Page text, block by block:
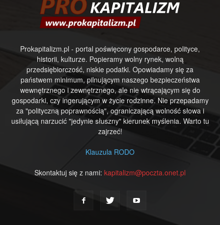
Prokapitalizm.pl - portal poświęcony gospodarce, polityce,
historii, kulturze. Popieramy wolny rynek, wolną
przedsiębiorczość, niskie podatki. Opowiadamy się za
państwem minimum, pilnującym naszego bezpieczeństwa
wewnętrznego i zewnętrznego, ale nie wtrącającym się do
gospodarki, czy ingerującym w życie rodzinne. Nie przepadamy
za "polityczną poprawnością", ograniczającą wolność słowa i
usiłującą narzucić "jedynie słuszny" kierunek myślenia. Warto tu
zajrzeć!
Klauzula RODO
Skontaktuj się z nami: kapitalizm@poczta.onet.pl